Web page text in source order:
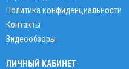
Политика конфиденциальности
Контакты
Видеообзоры
ЛИЧНЫЙ КАБИНЕТ